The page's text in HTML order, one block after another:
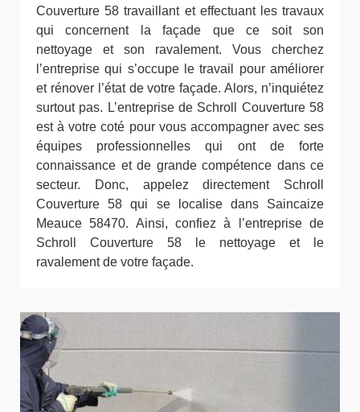
Couverture 58 travaillant et effectuant les travaux
qui concernent la façade que ce soit son
nettoyage et son ravalement. Vous cherchez
l’entreprise qui s’occupe le travail pour améliorer
et rénover l’état de votre façade. Alors, n’inquiétez
surtout pas. L’entreprise de Schroll Couverture 58
est à votre coté pour vous accompagner avec ses
équipes professionnelles qui ont de forte
connaissance et de grande compétence dans ce
secteur. Donc, appelez directement Schroll
Couverture 58 qui se localise dans Saincaize
Meauce 58470. Ainsi, confiez à l’entreprise de
Schroll Couverture 58 le nettoyage et le
ravalement de votre façade.